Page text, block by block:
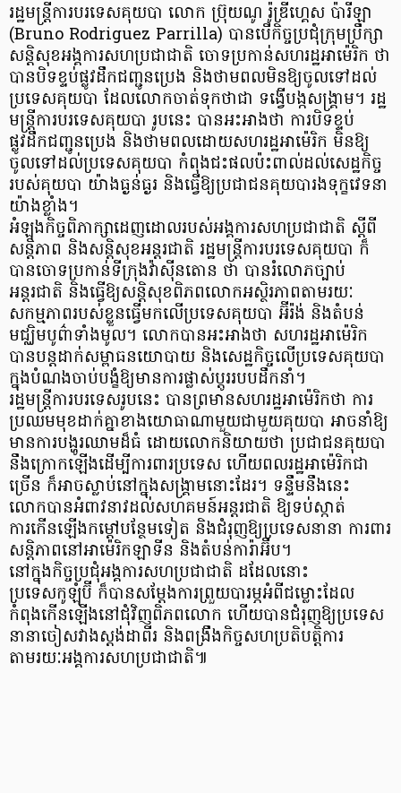
រដ្ឋមន្ត្រីការបរទេសគុយបា លោក ប៊្រុយណូ រ៉ូឌ្រីហ្គេស ប៉ារីឡា
(Bruno Rodriguez Parrilla) បានបើកិច្ចប្រជុំក្រុមប្រឹក្សា
សន្តិសុខអង្គការសហប្រជាជាតិ ចោទប្រកាន់សហរដ្ឋអាម៉េរិក ថា
បានបិទខ្ទប់ផ្លូវដឹកជញ្ជូនប្រេង និងថាមពលមិនឱ្យចូលទៅដល់
ប្រទេសគុយបា ដែលលោកចាត់ទុកថាជា ទង្វើបង្កសង្គ្រាម។ រដ្ឋ
មន្ត្រីការបរទេសគុយបា រូបនេះ បានអះអាងថា ការបិទខ្ទប់
ផ្លូវដឹកជញ្ជូនប្រេង និងថាមពលដោយសហរដ្ឋអាម៉េរិក មិនឱ្យ
ចូលទៅដល់ប្រទេសគុយបា កំពុងជះផលប៉ះពាល់ដល់សេដ្ឋកិច្ច
របស់គុយបា យ៉ាងធ្ងន់ធ្ងរ និងធ្វើឱ្យប្រជាជនគុយបារងទុក្ខវេទនា
យ៉ាងខ្លាំង។
អំឡុងកិច្ចពិភាក្សាដេញដោលរបស់អង្គការសហប្រជាជាតិ ស្តីពី
សន្តិភាព និងសន្តិសុខអន្តរជាតិ រដ្ឋមន្ត្រីការបរទេសគុយបា ក៏
បានចោទប្រកាន់ទីក្រុងវ៉ាស៊ីនតោន ថា បានរំលោភច្បាប់
អន្តរជាតិ និងធ្វើឱ្យសន្តិសុខពិភពលោកអស្ថិរភាពតាមរយៈ
សកម្មភាពរបស់ខ្លួនធ្វើមកលើប្រទេសគុយបា អ៊ីរ៉ង់ និងតំបន់
មជ្ឈិមបូព៌ាទាំងមូល។ លោកបានអះអាងថា សហរដ្ឋអាម៉េរិក
បានបន្តដាក់សម្ពាធនយោបាយ និងសេដ្ឋកិច្ចលើប្រទេសគុយបា
ក្នុងបំណងចាប់បង្ខំឱ្យមានការផ្លាស់ប្តូររបបដឹកនាំ។
រដ្ឋមន្ត្រីការបរទេសរូបនេះ បានព្រមានសហរដ្ឋអាម៉េរិកថា ការ
ប្រឈមមុខដាក់គ្នាខាងយោធាណាមួយជាមួយគុយបា អាចនាំឱ្យ
មានការបង្ហូរឈាមដ៏ធំ ដោយលោកនិយាយថា ប្រជាជនគុយបា
នឹងក្រោកឡើងដើម្បីការពារប្រទេស ហើយពលរដ្ឋអាម៉េរិកជា
ច្រើន ក៏អាចស្លាប់នៅក្នុងសង្គ្រាមនោះដែរ។ ទន្ទឹមនឹងនេះ
លោកបានអំពាវនាវដល់សហគមន៍អន្តរជាតិ ឱ្យទប់ស្កាត់
ការកើនឡើងកម្ដៅបន្ថែមទៀត និងជំរុញឱ្យប្រទេសនានា ការពារ
សន្តិភាពនៅអាម៉េរិកឡាទីន និងតំបន់ការ៉ាអ៊ីប។
នៅក្នុងកិច្ចប្រជុំអង្គការសហប្រជាជាតិ ដដែលនោះ
ប្រទេសកូឡុំប៊ី ក៏បានសម្តែងការព្រួយបារម្ភអំពីជម្លោះដែល
កំពុងកើនឡើងនៅជុំវិញពិភពលោក ហើយបានជំរុញឱ្យប្រទេស
នានាចៀសវាងស្តង់ដាពីរ និងពង្រឹងកិច្ចសហប្រតិបត្តិការ
តាមរយៈអង្គការសហប្រជាជាតិ៕